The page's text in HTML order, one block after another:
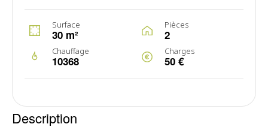
Surface
30 m²
Pièces
2
Chauffage
10368
Charges
50 €
Description